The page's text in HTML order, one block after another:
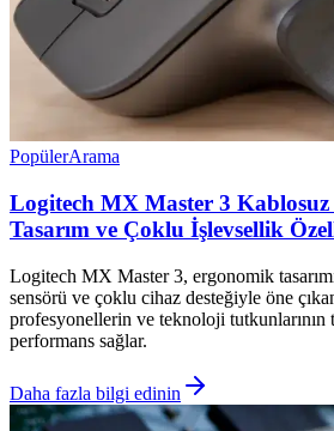
PopülerArama
Logitech MX Master 3
Tasarım ve Çoklu İşlevsellik
Logitech MX Master 3, ergonomik
sensörü ve çoklu cihaz desteğiyle öne
profesyonellerin ve teknoloji tutkunlarının
performans sağlar.
Daha fazla bilgi edinin